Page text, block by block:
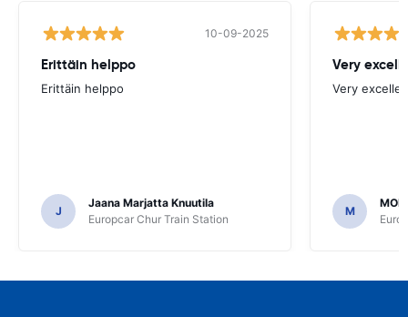
10-09-2025
Erittäin helppo
Erittäin helppo
J
Jaana Marjatta Knuutila
Europcar Chur Train Station
Very
Very
M